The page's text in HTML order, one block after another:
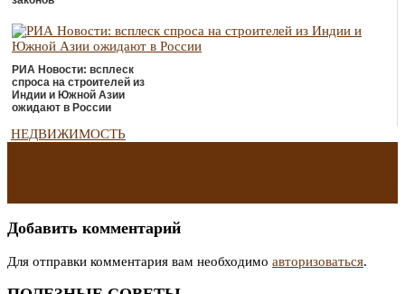
РИА Новости: всплеск
спроса на строителей из
Индии и Южной Азии
ожидают в России
НЕДВИЖИМОСТЬ
по
записям
Добавить комментарий
Для отправки комментария вам необходимо авторизоваться.